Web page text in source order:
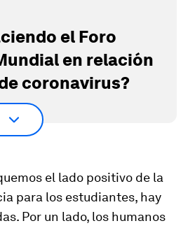
el Foro
en relación
coronavirus?
el lado positivo de la
para los estudiantes, hay
Por un lado, los humanos